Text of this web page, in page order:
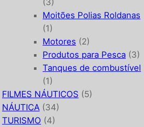
(3)
Moitões Polias Roldanas
(1)
Motores (2)
Produtos para Pesca (3)
Tanques de combustível
(1)
FILMES NÁUTICOS (5)
NÁUTICA (34)
TURISMO (4)